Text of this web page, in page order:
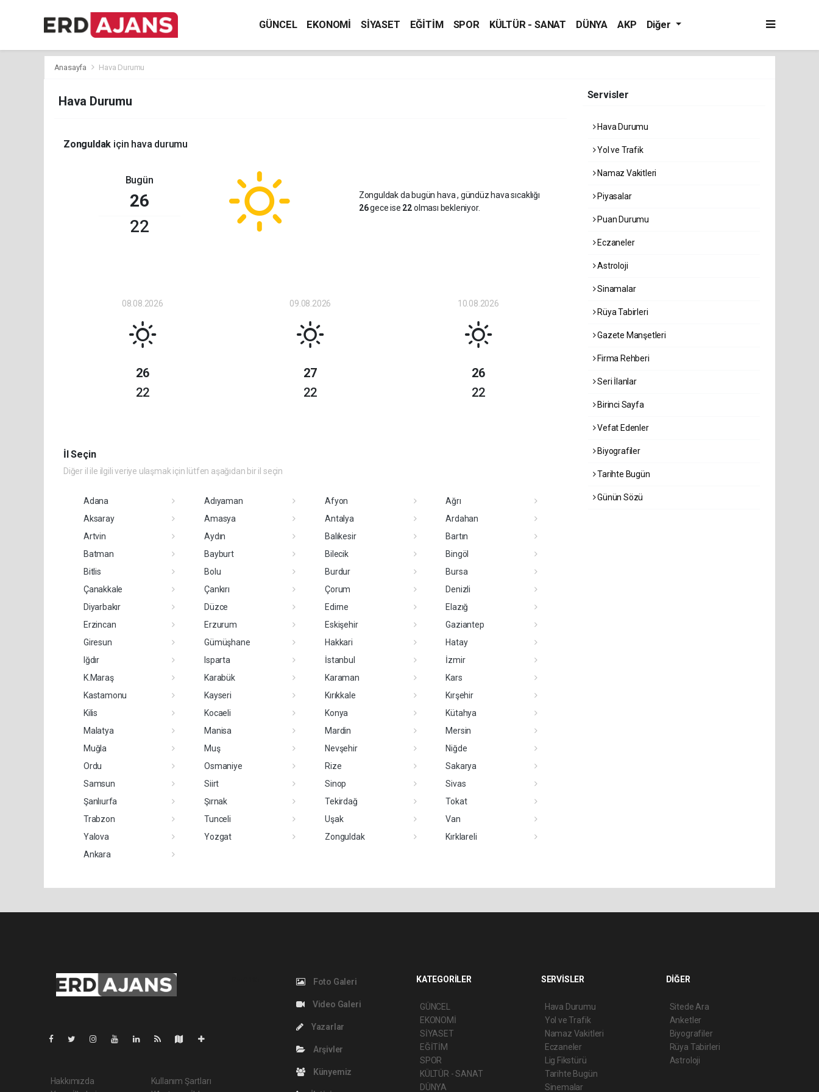
GÜNCEL EKONOMİ SİYASET EĞİTİM SPOR KÜLTÜR - SANAT DÜNYA AKP Diğer
Anasayfa Hava Durumu
Hava Durumu
Zonguldak için hava durumu
Bugün
26
22
Zonguldak da bugün hava, gündüz hava sıcaklığı
26gece ise 22olması bekleniyor.
08.08.2026
26
22
09.08.2026
27
22
10.08.2026
26
22
İl Seçin
Diğer il ile ilgili veriye ulaşmak için lütfen aşağıdan bir il seçin
Adana Adıyaman Afyon
Ağrı
Aksaray
Amasya Antalya
Ardahan
Artvin
Aydın Balıkesir
Bartın
Batman
Bayburt Bilecik
Bingöl
Bitlis
Bolu Burdur
Bursa
Çanakkale
Çankırı Çorum
Denizli
Diyarbakır
Düzce Edirne
Elazığ
Erzincan
Erzurum Eskişehir
Gaziantep
Giresun
Gümüşhane Hakkari
Hatay
Iğdır
Isparta İstanbul
İzmir
K.Maraş
Karabük Karaman
Kars
Kastamonu
Kayseri Kırıkkale
Kırşehir
Kilis
Kocaeli Konya
Kütahya
Malatya
Manisa Mardin
Mersin
Muğla
Muş Nevşehir
Niğde
Ordu
Osmaniye Rize
Sakarya
Samsun
Siirt Sinop
Sivas
Şanlıurfa
Şırnak Tekirdağ
Tokat
Trabzon
Tunceli Uşak
Van
Yalova
Yozgat Zonguldak
Kırklareli
Ankara
Servisler
Hava Durumu
Yol ve Trafik
Namaz Vakitleri
Piyasalar
Puan Durumu
Eczaneler
Astroloji
Sinamalar
Rüya Tabirleri
Gazete Manşetleri
Firma Rehberi
Seri İlanlar
Birinci Sayfa
Vefat Edenler
Biyografiler
Tarihte Bugün
Günün Sözü
Hakkımızda
Kullanım Şartları
Foto Galeri
Video Galeri
Yazarlar
Arşivler
Künyemiz
KATEGORİLER
GÜNCEL
EKONOMİ
SİYASET
EĞİTİM
SPOR
KÜLTÜR - SANAT
DÜNYA
SERVİSLER
Hava Durumu
Yol ve Trafik
Namaz Vakitleri
Eczaneler
Lig Fikstürü
Tarihte Bugün
Sinemalar
DİĞER
Sitede Ara
Anketler
Biyografiler
Rüya Tabirleri
Astroloji